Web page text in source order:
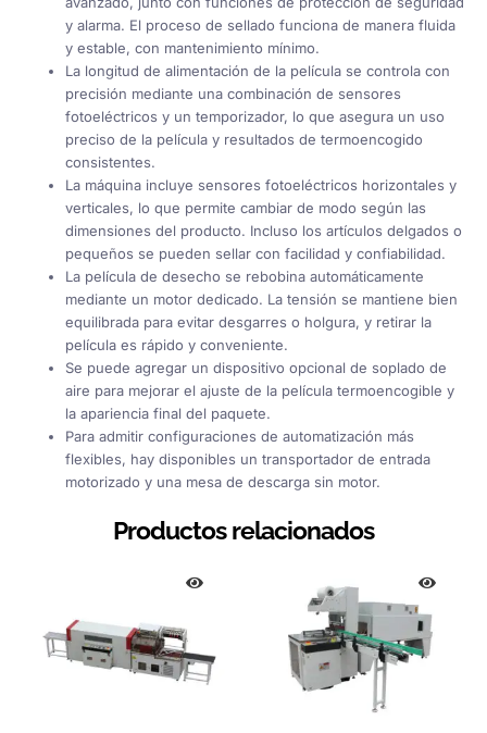
y alarma. El proceso de sellado funciona de manera fluida
y estable, con mantenimiento mínimo.
La longitud de alimentación de la película se controla con
precisión mediante una combinación de sensores
fotoeléctricos y un temporizador, lo que asegura un uso
preciso de la película y resultados de termoencogido
consistentes.
La máquina incluye sensores fotoeléctricos horizontales y
verticales, lo que permite cambiar de modo según las
dimensiones del producto. Incluso los artículos delgados o
pequeños se pueden sellar con facilidad y confiabilidad.
La película de desecho se rebobina automáticamente
mediante un motor dedicado. La tensión se mantiene bien
equilibrada para evitar desgarres o holgura, y retirar la
película es rápido y conveniente.
Se puede agregar un dispositivo opcional de soplado de
aire para mejorar el ajuste de la película termoencogible y
la apariencia final del paquete.
Para admitir configuraciones de automatización más
flexibles, hay disponibles un transportador de entrada
motorizado y una mesa de descarga sin motor.
Productos relacionados